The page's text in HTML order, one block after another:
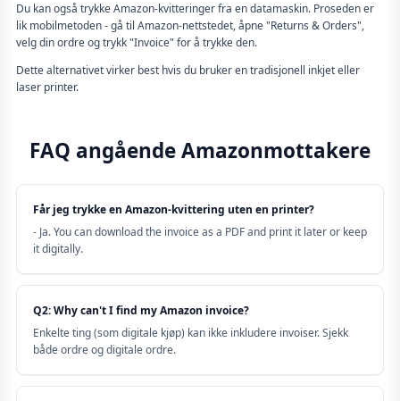
Du kan også trykke Amazon-kvitteringer fra en datamaskin. Proseden er
lik mobilmetoden - gå til Amazon-nettstedet, åpne "Returns & Orders",
velg din ordre og trykk "Invoice" for å trykke den.
Dette alternativet virker best hvis du bruker en tradisjonell inkjet eller
laser printer.
FAQ angående Amazonmottakere
Får jeg trykke en Amazon-kvittering uten en printer?
- Ja. You can download the invoice as a PDF and print it later or keep
it digitally.
Q2: Why can't I find my Amazon invoice?
Enkelte ting (som digitale kjøp) kan ikke inkludere invoiser. Sjekk
både ordre og digitale ordre.